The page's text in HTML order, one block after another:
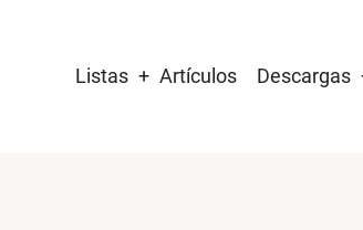
navigation
Listas Artículos Descargas